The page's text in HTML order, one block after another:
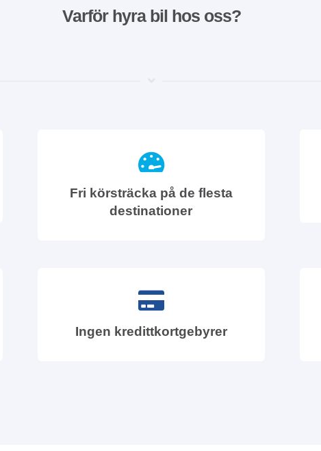
Varför hyra bil hos oss?
Fri körsträcka på de flesta
destinationer
Ingen kredittkortgebyrer